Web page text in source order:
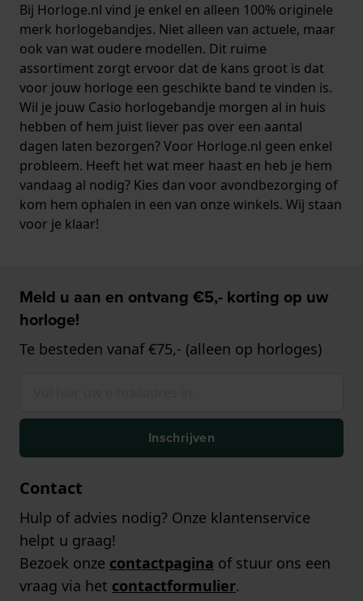
Bij Horloge.nl vind je enkel en alleen 100% originele
merk horlogebandjes. Niet alleen van actuele, maar
ook van wat oudere modellen. Dit ruime
assortiment zorgt ervoor dat de kans groot is dat
voor jouw horloge een geschikte band te vinden is.
Wil je jouw Casio horlogebandje morgen al in huis
hebben of hem juist liever pas over een aantal
dagen laten bezorgen? Voor Horloge.nl geen enkel
probleem. Heeft het wat meer haast en heb je hem
vandaag al nodig? Kies dan voor avondbezorging of
kom hem ophalen in een van onze winkels. Wij staan
voor je klaar!
Meld u aan en ontvang €5,- korting op uw
horloge!
Te besteden vanaf €75,- (alleen op horloges)
Inschrijven
Contact
Hulp of advies nodig? Onze klantenservice
helpt u graag!
Bezoek onze contactpagina of stuur ons een
vraag via het contactformulier.